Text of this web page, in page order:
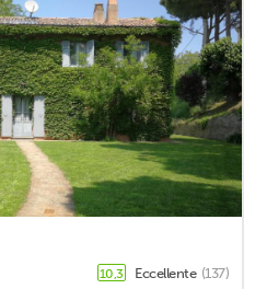
10,3 Eccellente (137)